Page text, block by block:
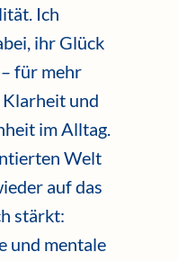
Ich
ihr Glück
für mehr
und
im Alltag.
Welt
auf das
stärkt:
und mentale